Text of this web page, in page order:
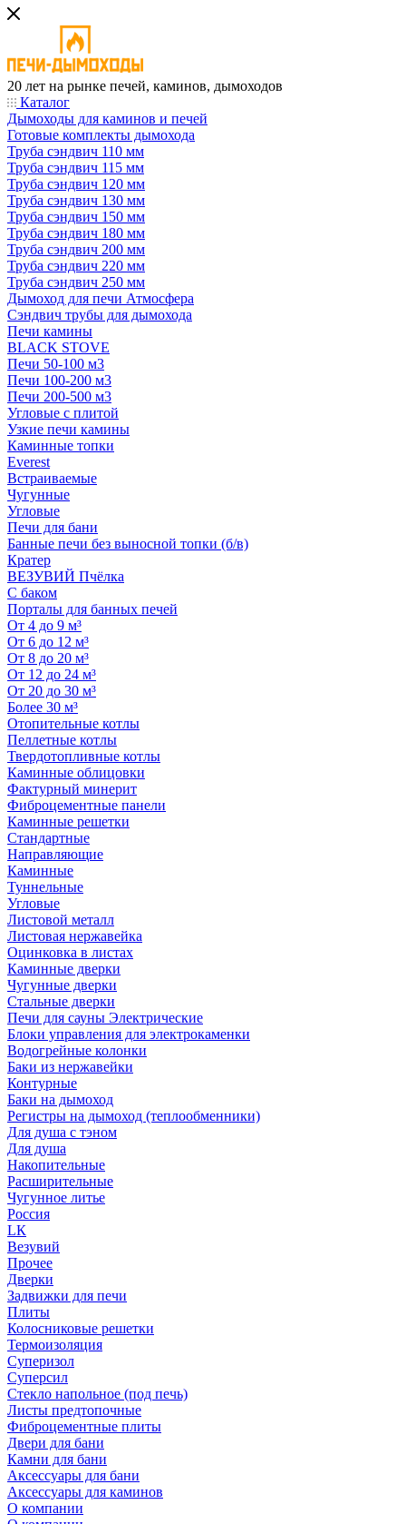
20 лет на рынке печей, каминов, дымоходов
Каталог
Дымоходы для каминов и печей
Готовые комплекты дымохода
Труба сэндвич 110 мм
Труба сэндвич 115 мм
Труба сэндвич 120 мм
Труба сэндвич 130 мм
Труба сэндвич 150 мм
Труба сэндвич 180 мм
Труба сэндвич 200 мм
Труба сэндвич 220 мм
Труба сэндвич 250 мм
Дымоход для печи Атмосфера
Сэндвич трубы для дымохода
Печи камины
BLACK STOVE
Печи 50-100 м3
Печи 100-200 м3
Печи 200-500 м3
Угловые с плитой
Узкие печи камины
Каминные топки
Everest
Встраиваемые
Чугунные
Угловые
Печи для бани
Банные печи без выносной топки (б/в)
Кратер
ВЕЗУВИЙ Пчёлка
С баком
Порталы для банных печей
От 4 до 9 м³
От 6 до 12 м³
От 8 до 20 м³
От 12 до 24 м³
От 20 до 30 м³
Более 30 м³
Отопительные котлы
Пеллетные котлы
Твердотопливные котлы
Каминные облицовки
Фактурный минерит
Фиброцементные панели
Каминные решетки
Стандартные
Направляющие
Каминные
Туннельные
Угловые
Листовой металл
Листовая нержавейка
Оцинковка в листах
Каминные дверки
Чугунные дверки
Стальные дверки
Печи для сауны Электрические
Блоки управления для электрокаменки
Водогрейные колонки
Баки из нержавейки
Контурные
Баки на дымоход
Регистры на дымоход (теплообменники)
Для душа с тэном
Для душа
Накопительные
Расширительные
Чугунное литье
Россия
LК
Везувий
Прочее
Дверки
Задвижки для печи
Плиты
Колосниковые решетки
Термоизоляция
Суперизол
Суперсил
Стекло напольное (под печь)
Листы предтопочные
Фиброцементные плиты
Двери для бани
Камни для бани
Аксессуары для бани
Аксессуары для каминов
О компании